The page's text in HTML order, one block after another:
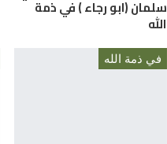
سلمان (ابو رجاء ) في ذمة
الله
في ذمة الله